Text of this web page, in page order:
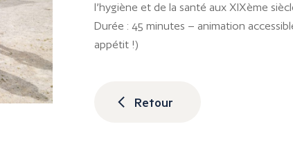
l’hygiène et de la santé aux XIXème
Durée : 45 minutes – animation
appétit !)
Retour